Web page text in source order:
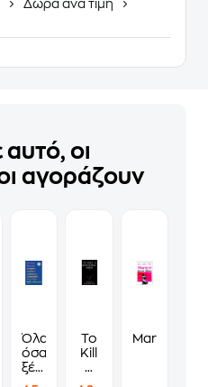
Δώρα ανά τιμή
αυτό, οι
αγοράζουν
Όλα
όσα
ξέρω
To
Kill
A
Martyr!